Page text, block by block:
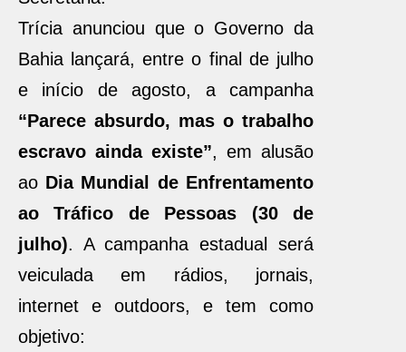
Trícia anunciou que o Governo da
Bahia lançará, entre o final de julho
e início de agosto, a campanha
“Parece absurdo, mas o trabalho
escravo ainda existe”, em alusão
ao Dia Mundial de Enfrentamento
ao Tráfico de Pessoas (30 de
julho). A campanha estadual será
veiculada em rádios, jornais,
internet e outdoors, e tem como
objetivo: